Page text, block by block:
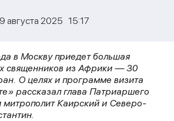
августа 2025 15:17
в Москву приедет большая
священников из Африки — 30
О целях и программе визита
рассказал глава Патриаршего
Каирский и Северо-